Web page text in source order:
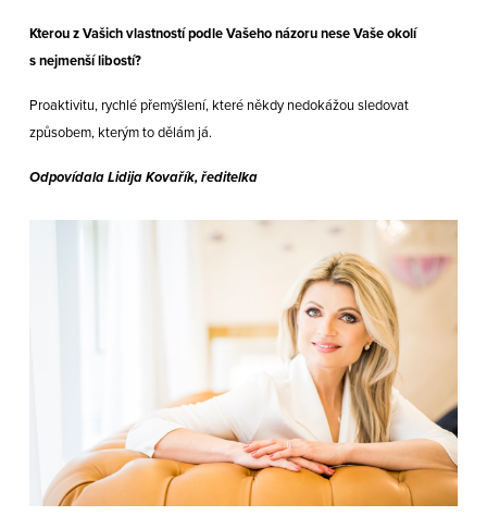
Kterou z Vašich vlastností podle Vašeho názoru nese Vaše okolí
s nejmenší libostí?
Proaktivitu, rychlé přemýšlení, které někdy nedokážou sledovat
způsobem, kterým to dělám já.
Odpovídala Lidija Kovařík, ředitelka